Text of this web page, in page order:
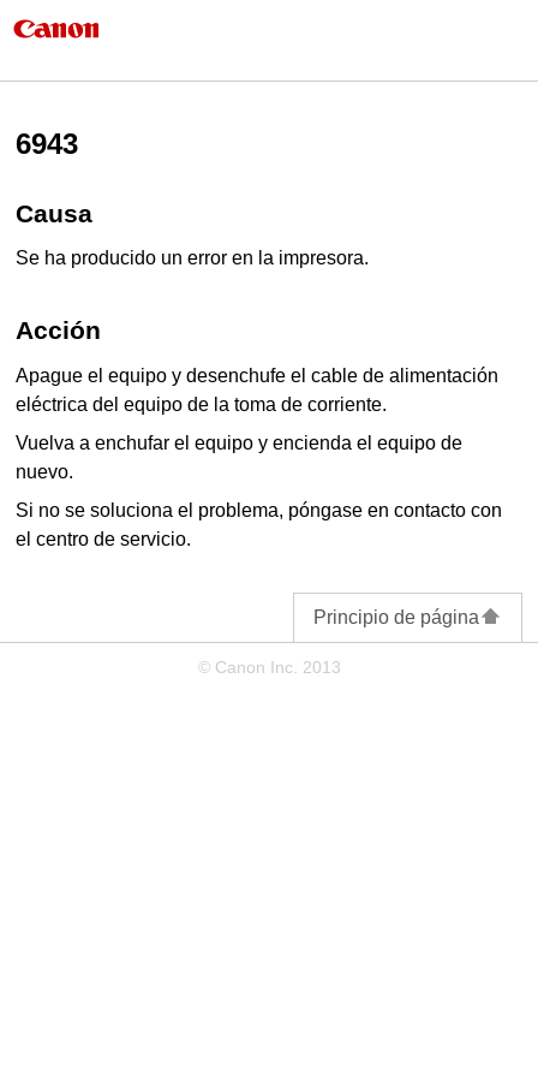
6943
Causa
Se ha producido un error en la impresora.
Acción
Apague elequipo y desenchufe el cable de alimentación
eléctrica delequipo de la toma de corriente.
Vuelva a enchufar elequipo y encienda elequipo de
nuevo.
Si no se soluciona el problema, póngase en contacto con
el centro de servicio.
Principio de página
© Canon Inc. 2013